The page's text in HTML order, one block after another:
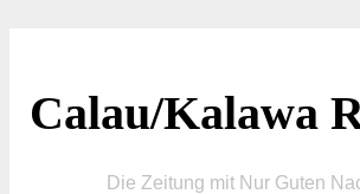
Calau/Kalawa
Die Zeitung mit Nur Guten